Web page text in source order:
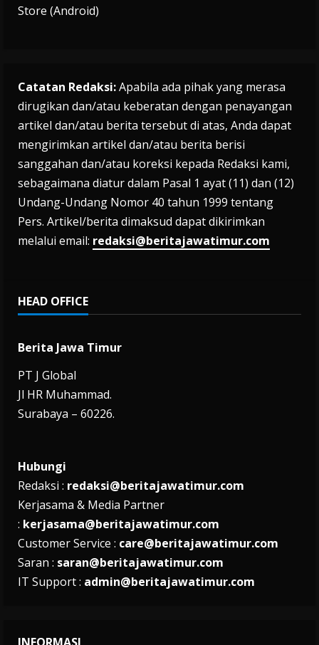
Store (Android)
Catatan Redaksi:Apabila ada pihak yang merasa
dirugikan dan/atau keberatan dengan penayangan
artikel dan/atau berita tersebut di atas, Anda dapat
mengirimkan artikel dan/atau berita berisi
sanggahan dan/atau koreksi kepada Redaksi kami,
sebagaimana diatur dalam Pasal 1 ayat (11) dan (12)
Undang-Undang Nomor 40 tahun 1999 tentang
Pers. Artikel/berita dimaksud dapat dikirimkan
melalui email: redaksi@beritajawatimur.com
HEAD OFFICE
Berita Jawa Timur
PT J Global
Jl HR Muhammad.
Surabaya – 60226.
Hubungi
Redaksi : redaksi@beritajawatimur.com
Kerjasama & Media Partner
: kerjasama@beritajawatimur.com
Customer Service : care@beritajawatimur.com
Saran : saran@beritajawatimur.com
IT Support : admin@beritajawatimur.com